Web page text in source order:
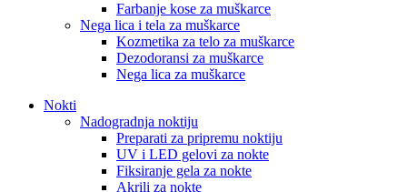
Farbanje kose za muškarce
Nega lica i tela za muškarce
Kozmetika za telo za muškarce
Dezodoransi za muškarce
Nega lica za muškarce
Nokti
Nadogradnja noktiju
Preparati za pripremu noktiju
UV i LED gelovi za nokte
Fiksiranje gela za nokte
Akrili za nokte